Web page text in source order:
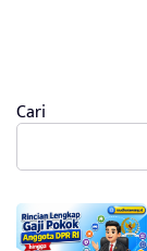
Cari